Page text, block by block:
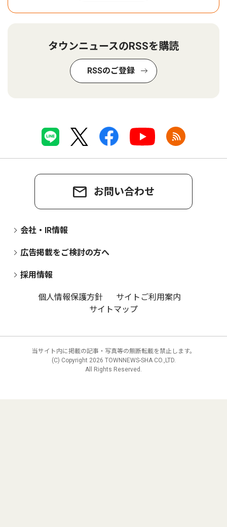
タウンニュースのRSSを購読
RSSのご登録
お問い合わせ
会社・IR情報
広告掲載をご検討の方へ
採用情報
個人情報保護方針
サイトご利用案内
サイトマップ
当サイト内に掲載の記事・写真等の無断転載を禁止します。
(C) Copyright 2026 TOWNNEWS-SHA CO.,LTD.
All Rights Reserved.